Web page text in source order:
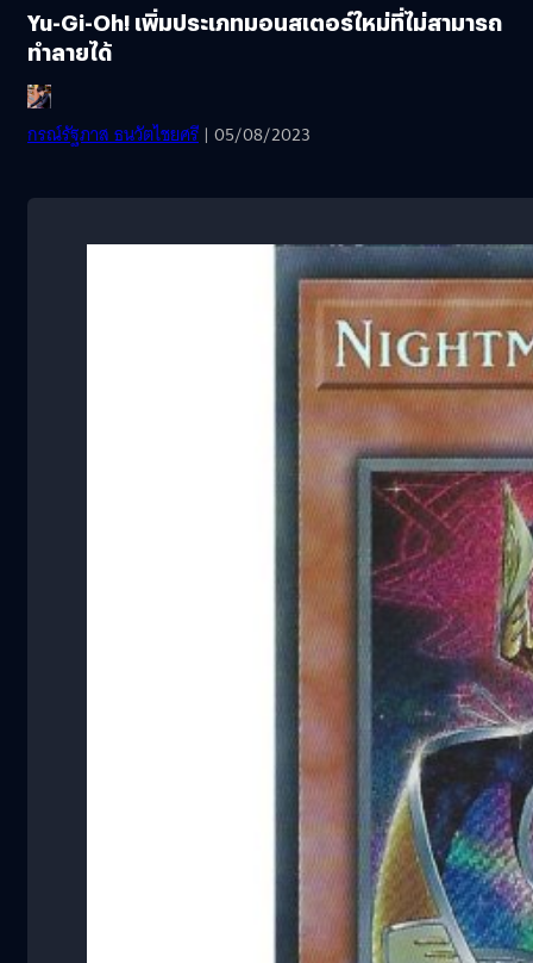
Yu-Gi-Oh! เพิ่มประเภทมอนสเตอร์ใหม่ที่ไม่สามารถ
ทำลายได้
กรณ์รัฐภาส ธนวัตไชยศรี | 05/08/2023